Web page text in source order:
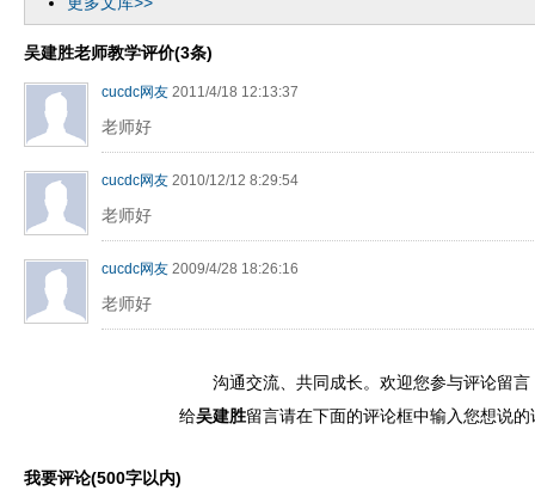
吴建胜老师教学评价(3条)
cucdc网友 2011/4/18 12:13:37
老师好
cucdc网友 2010/12/12 8:29:54
老师好
cucdc网友 2009/4/28 18:26:16
老师好
沟通交流、共同成长。欢迎您参与评论留言
给吴建胜留言请在下面的评论框中输入您想说的
我要评论(500字以内)